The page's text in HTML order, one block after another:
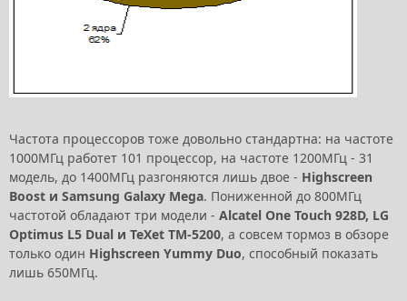
Частота процессоров тоже довольно стандартна: на частоте
1000МГц работет 101 процессор, на частоте 1200МГц - 31
модель, до 1400МГц разгоняются лишь двое - Highscreen
Boost и Samsung Galaxy Mega. Пониженной до 800МГц
частотой обладают три модели - Alcatel One Touch 928D, LG
Optimus L5 Dual и TeXet TM-5200, а совсем тормоз в обзоре
только один Highscreen Yummy Duo, способный показать
лишь 650МГц.